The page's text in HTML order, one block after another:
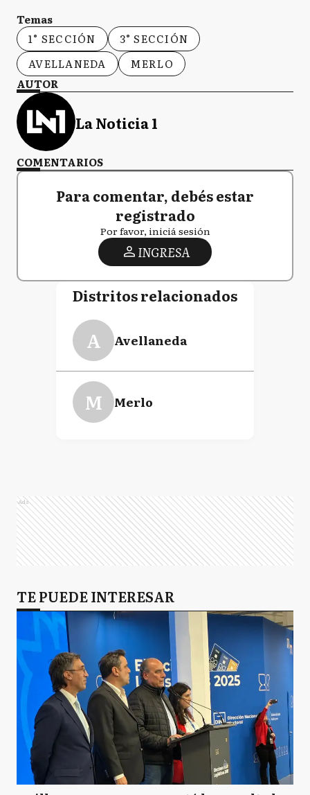
Temas
1° SECCIÓN
3° SECCIÓN
AVELLANEDA
MERLO
AUTOR
La Noticia 1
COMENTARIOS
Para comentar, debés estar
registrado
Por favor, iniciá sesión
INGRESA
Distritos relacionados
A Avellaneda
M Merlo
Ads
TE PUEDE INTERESAR